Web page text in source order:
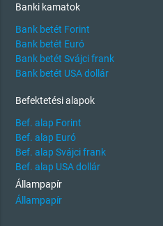
Banki kamatok
Bank betét Forint
Bank betét Euró
Bank betét Svájci frank
Bank betét USA dollár
Befektetési alapok
Bef. alap Forint
Bef. alap Euró
Bef. alap Svájci frank
Bef. alap USA dollár
Állampapír
Állampapír